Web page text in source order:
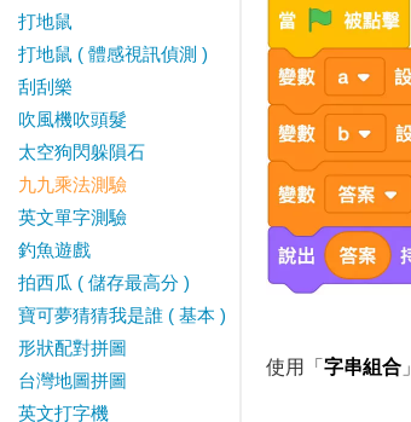
使用「 字串組合
打地鼠
打地鼠 ( 體感視訊偵測 )
刮刮樂
吹風機吹頭髮
太空狗閃躲隕石
九九乘法測驗
英文單字測驗
釣魚遊戲
拍西瓜 ( 儲存最高分 )
寶可夢猜猜我是誰 ( 基本 )
形狀配對拼圖
台灣地圖拼圖
英文打字機